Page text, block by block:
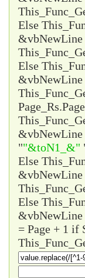
Else
&vbNewLine
Else
&vbNewLine
&vbNewLine
""&toN1_&"
Else
&vbNewLine
Else
&vbNewLine
= Page + 1 if